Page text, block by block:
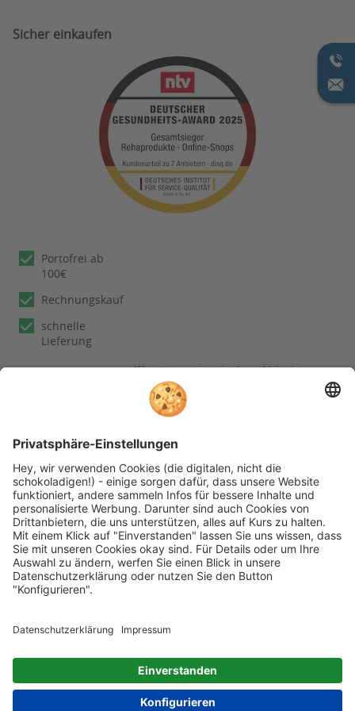
Sicher einkaufen
Portofrei ab
100€
Rechnungskauf
schnelle
Lieferung
Wir nutzen reviews.io als unabhängigen
Dienstleister für die Einholung von
Bewertungen. Erfahren Sie mehr unter
unserenInformationen zu
Kundenbewertungen
Folgen Sie rehashop auch auf folgenden Kanälen
* Alle Preise inkl. gesetzl. Mehrwertsteuer zzgl.
Versandkosten wenn nicht anders beschrieben